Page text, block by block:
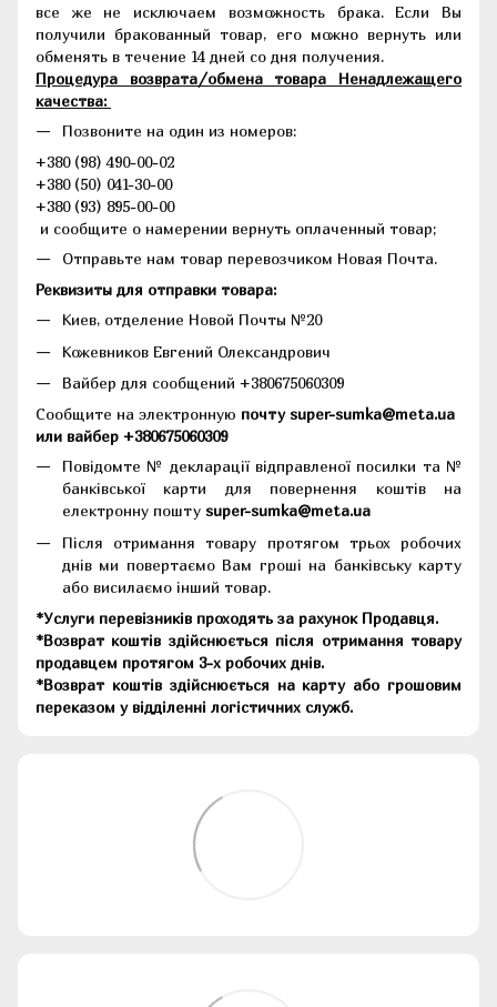
все же не исключаем возможность брака. Если Вы
получили бракованный товар, его можно вернуть или
обменять в течение 14 дней со дня получения.
Процедура возврата/обмена товара Ненадлежащего
качества:
Позвоните на один из номеров:
+380 (98) 490-00-02
+380 (50) 041-30-00
+380 (93) 895-00-00
и сообщите о намерении вернуть оплаченный товар;
Отправьте нам товар перевозчиком Новая Почта.
Реквизиты для отправки товара:
Киев, отделение Новой Почты №20
Кожевников Евгений Олександрович
Вайбер для сообщений +380675060309
Сообщите на электронную почту super-sumka@meta.ua
или вайбер +380675060309
Повідомте № декларації відправленої посилки та №
банківської карти для повернення коштів на
електронну пошту super-sumka@meta.ua
Після отримання товару протягом трьох робочих
днів ми повертаємо Вам гроші на банківську карту
або висилаємо інший товар.
*Услуги перевізників проходять за рахунок Продавця.
*Возврат коштів здійснюється після отримання товару
продавцем протягом 3-х робочих днів.
*Возврат коштів здійснюється на карту або грошовим
переказом у відділенні логістичних служб.